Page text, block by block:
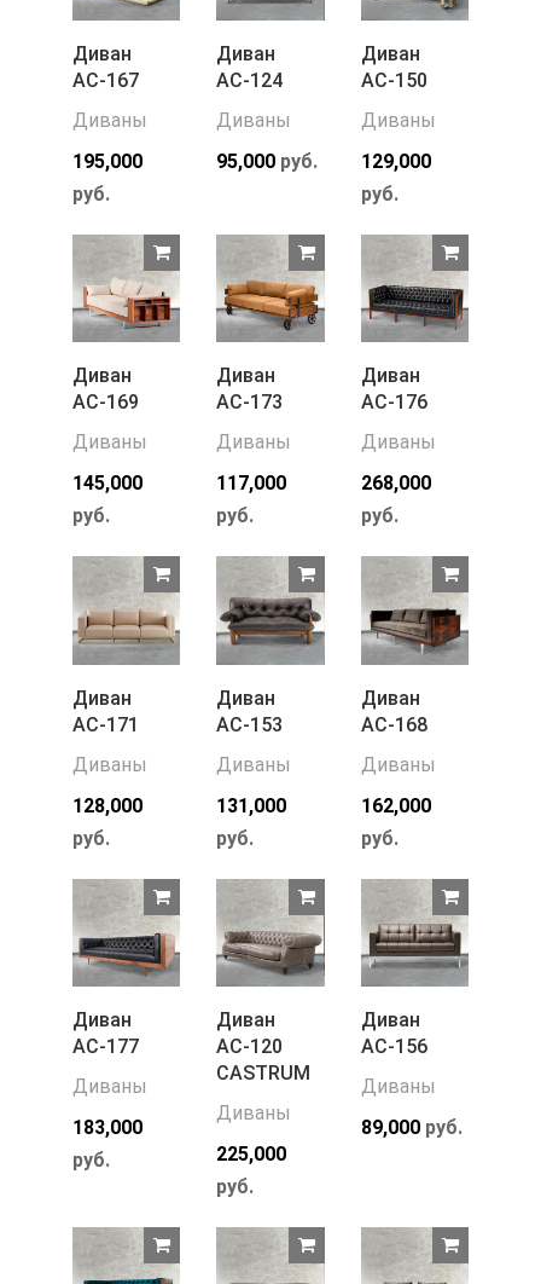
Диван
АС-167
Диваны
195,000
руб.
Диван
АС-124
Диваны
95,000 руб.
Диван
АС-150
Диваны
129,000
руб.
Диван
АС-169
Диваны
145,000
руб.
Диван
АС-173
Диваны
117,000
руб.
Диван
АС-176
Диваны
268,000
руб.
Диван
АС-171
Диваны
128,000
руб.
Диван
АС-153
Диваны
131,000
руб.
Диван
АС-168
Диваны
162,000
руб.
Диван
АС-177
Диваны
183,000
руб.
Диван
АС-120
CASTRUM
Диваны
225,000
руб.
Диван
АС-156
Диваны
89,000руб.